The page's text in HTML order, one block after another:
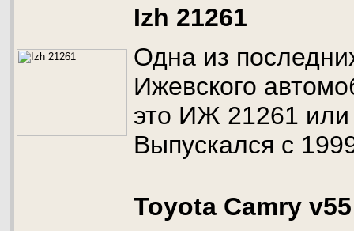
Izh 21261
Одна из
Ижевского
это ИЖ 21261
Выпускался с
Toyota Camry v55